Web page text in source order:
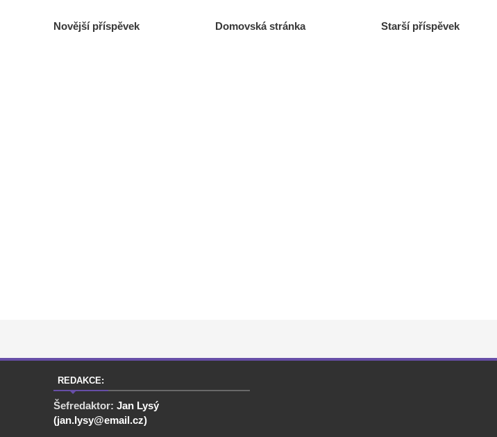
Novější příspěvek Starší příspěvek
Domovská stránka
REDAKCE:
Šefredaktor: Jan Lysý
(jan.lysy@email.cz)